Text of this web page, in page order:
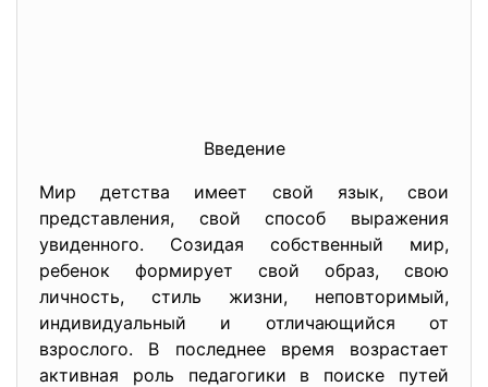
Введение
Мир детства имеет свой язык, свои
представления, свой способ выражения
увиденного. Созидая собственный мир,
ребенок формирует свой образ, свою
личность, стиль жизни, неповторимый,
индивидуальный и отличающийся от
взрослого. В последнее время возрастает
активная роль педагогики в поиске путей